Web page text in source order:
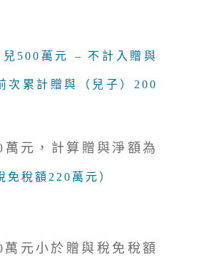
兒500萬元 – 不計入贈與
次累計贈與（兒子）200
元，計算贈與淨額為
免稅額220萬元）
元小於贈與稅免稅額